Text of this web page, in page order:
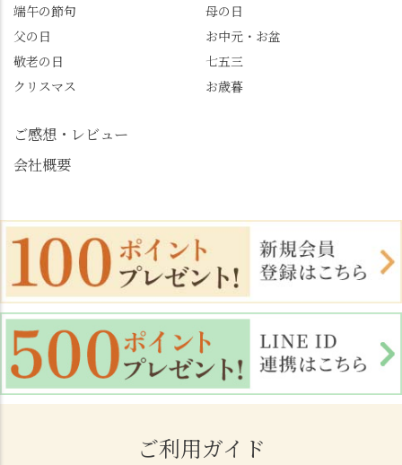
清竹 #なかの邸 #小倉山
荘 #京都観光 #西京区 #
大原野
端午の節句
母の日
父の日
お中元・お盆
敬老の日
七五三
クリスマス
お歳暮
ご感想・レビュー
会社概要
ご利用ガイド